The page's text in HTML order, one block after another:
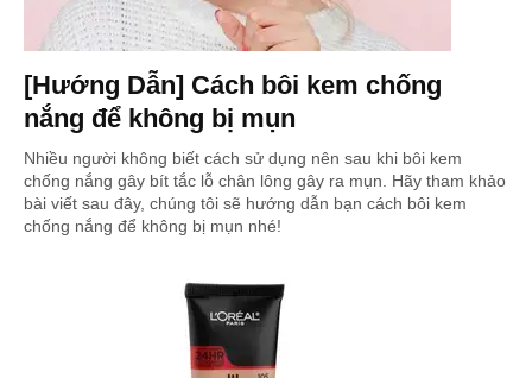
[Hướng Dẫn] Cách bôi kem chống
nắng để không bị mụn
Nhiều người không biết cách sử dụng nên sau khi bôi kem
chống nắng gây bít tắc lỗ chân lông gây ra mụn. Hãy tham khảo
bài viết sau đây, chúng tôi sẽ hướng dẫn bạn cách bôi kem
chống nắng để không bị mụn nhé!